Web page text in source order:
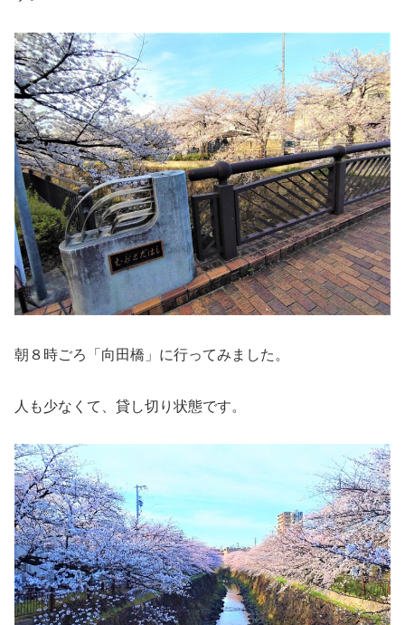
朝８時ごろ「向田橋」に行ってみました。
人も少なくて、貸し切り状態です。